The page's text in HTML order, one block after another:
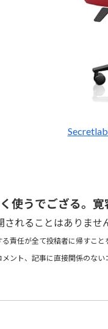
使うでござる。寛
れることはありませ
責任が全て投稿者に帰すこ
ント、記事に直接関係のない